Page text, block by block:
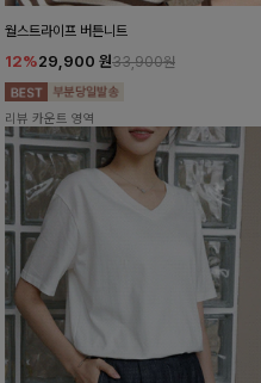
월스트라이프 버튼니트
12%29,900 원33,900원
리뷰 카운트 영역